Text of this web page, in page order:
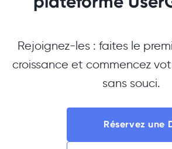
Rejoignez-les : faites le
croissance et commencez
sans souci.
Réservez une